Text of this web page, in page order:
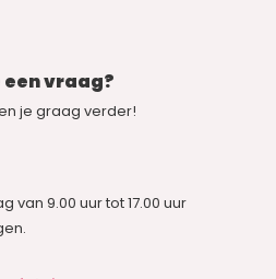
een vraag?
je graag verder!
van 9.00 uur tot 17.00 uur